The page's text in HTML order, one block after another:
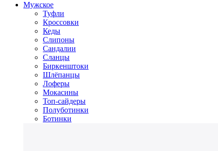
Мужское
Туфли
Кроссовки
Кеды
Слипоны
Сандалии
Сланцы
Биркенштоки
Шлёпанцы
Лоферы
Мокасины
Топ-сайдеры
Полуботинки
Ботинки